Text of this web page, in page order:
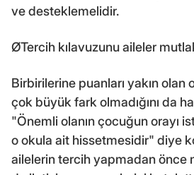
ve desteklemelidir.
ØTercih kılavuzunu aileler
Birbirilerine puanları yakın olan
çok büyük fark olmadığını da
"Önemli olanın çocuğun orayı
o okula ait hissetmesidir" diye
ailelerin tercih yapmadan önce